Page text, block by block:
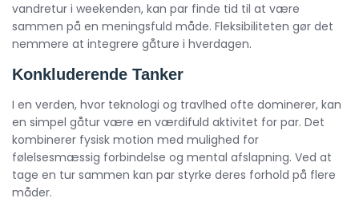
vandretur i weekenden, kan par finde tid til at være
sammen på en meningsfuld måde. Fleksibiliteten gør det
nemmere at integrere gåture i hverdagen.
Konkluderende Tanker
I en verden, hvor teknologi og travlhed ofte dominerer, kan
en simpel gåtur være en værdifuld aktivitet for par. Det
kombinerer fysisk motion med mulighed for
følelsesmæssig forbindelse og mental afslapning. Ved at
tage en tur sammen kan par styrke deres forhold på flere
måder.